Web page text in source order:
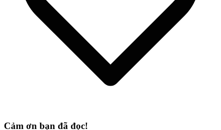
Cảm ơn bạn đã đọc!